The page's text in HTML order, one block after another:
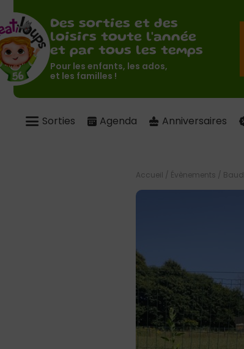
Des sorties et des
loisirs toute l'année
et par tous les temps
Pour les enfants, les ados,
et les familles !
Sorties Agenda Anniversaires
Accueil / Évènements / Baud